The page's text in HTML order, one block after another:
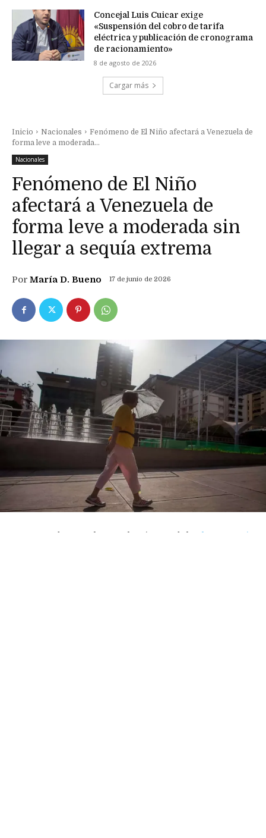
Concejal Luis Cuicar exige
«Suspensión del cobro de tarifa
eléctrica y publicación de cronograma
de racionamiento»
8 de agosto de 2026
Cargar más